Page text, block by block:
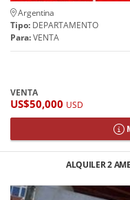
Argentina
Tipo: DEPARTAMENTO
Para:VENTA
VENTA
US$50,000 USD
ALQUILER 2